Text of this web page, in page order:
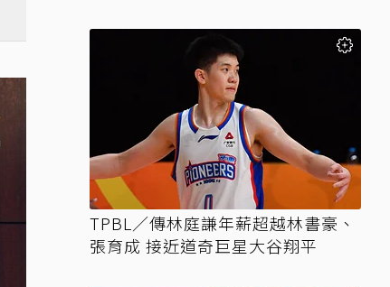
TPBL／傳林庭謙年薪超越林書豪、
張育成 接近道奇巨星大谷翔平